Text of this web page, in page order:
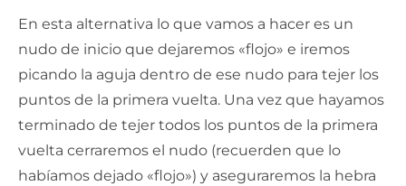
En esta alternativa lo que vamos a hacer es un
nudo de inicio que dejaremos «flojo» e iremos
picando la aguja dentro de ese nudo para tejer los
puntos de la primera vuelta. Una vez que hayamos
terminado de tejer todos los puntos de la primera
vuelta cerraremos el nudo (recuerden que lo
habíamos dejado «flojo») y aseguraremos la hebra